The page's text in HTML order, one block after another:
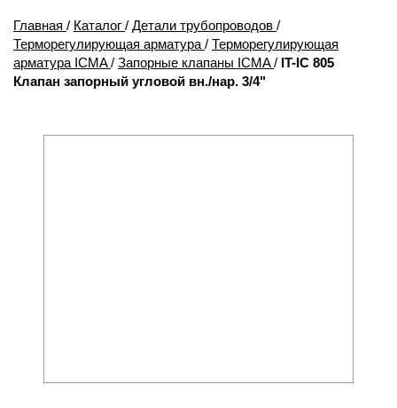
Главная / Каталог / Детали трубопроводов /
Терморегулирующая арматура / Терморегулирующая
арматура ICMA / Запорные клапаны ICMA / IT-IC 805
Клапан запорный угловой вн./нар. 3/4"